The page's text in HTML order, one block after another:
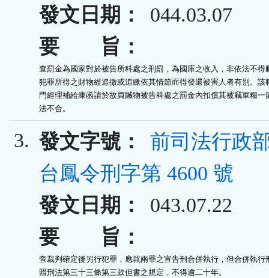
發文日期：
044.03.07
要 旨：
查罰金為國家對於被告所科處之刑罰，為國庫之收入，非依法不得
犯罪所得之財物經追徵或追繳依其情節而得發還被害人者有別。該
門經理補給庫函請於故買贓物被告科處之罰金內扣償其被竊軍糧一
法不合。
3. 發文字號：
前司法行政
台鳳令刑字第 4600 號
發文日期：
043.07.22
要 旨：
查裁判確定後另行犯罪，應就兩罪之宣告刑合併執行，但合併執行
照刑法第三十三條第三款但書之規定，不得逾二十年。